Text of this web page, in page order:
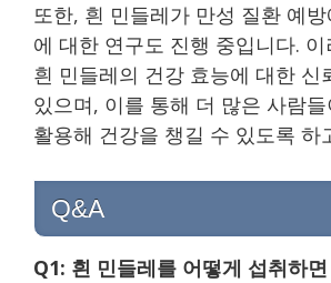
또한, 흰 민들레가 만성 질환 예
에 대한 연구도 진행 중입니다.
흰 민들레의 건강 효능에 대한 신
있으며, 이를 통해 더 많은 사람
활용해 건강을 챙길 수 있도록 하
Q&A
Q1: 흰 민들레를 어떻게 섭취하